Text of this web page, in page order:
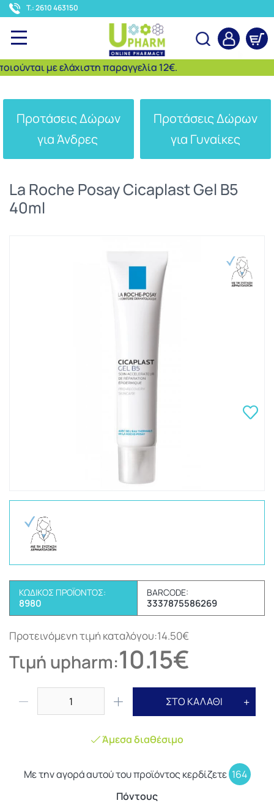
T.: 2610 463150
με ελάχιστη παραγγελία 12€.
Αναζήτηση
Προτάσεις Δώρων
για Άνδρες
Προτάσεις Δώρων
για Γυναίκες
La Roche Posay Cicaplast Gel B5
40ml
ΚΩΔΙΚΌΣ ΠΡΟΪΌΝΤΟΣ:
8980
BARCODE:
3337875586269
Προτεινόμενη τιμή καταλόγου:14.50€
Τιμή upharm:10.15€
ΣΤΟ ΚΑΛΑΘΙ
Άμεσα διαθέσιμο
Με την αγορά αυτού του προϊόντος κερδίζετε 164
Πόντους